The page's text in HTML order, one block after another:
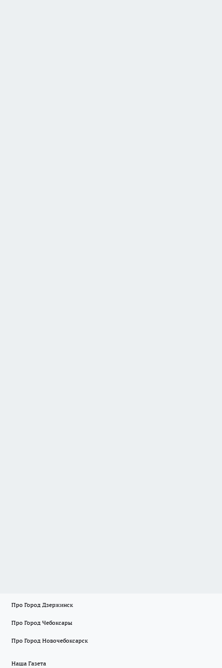
Про Город Дзержинск
Про Город Чебоксары
Про Город Новочебоксарск
Наша Газета